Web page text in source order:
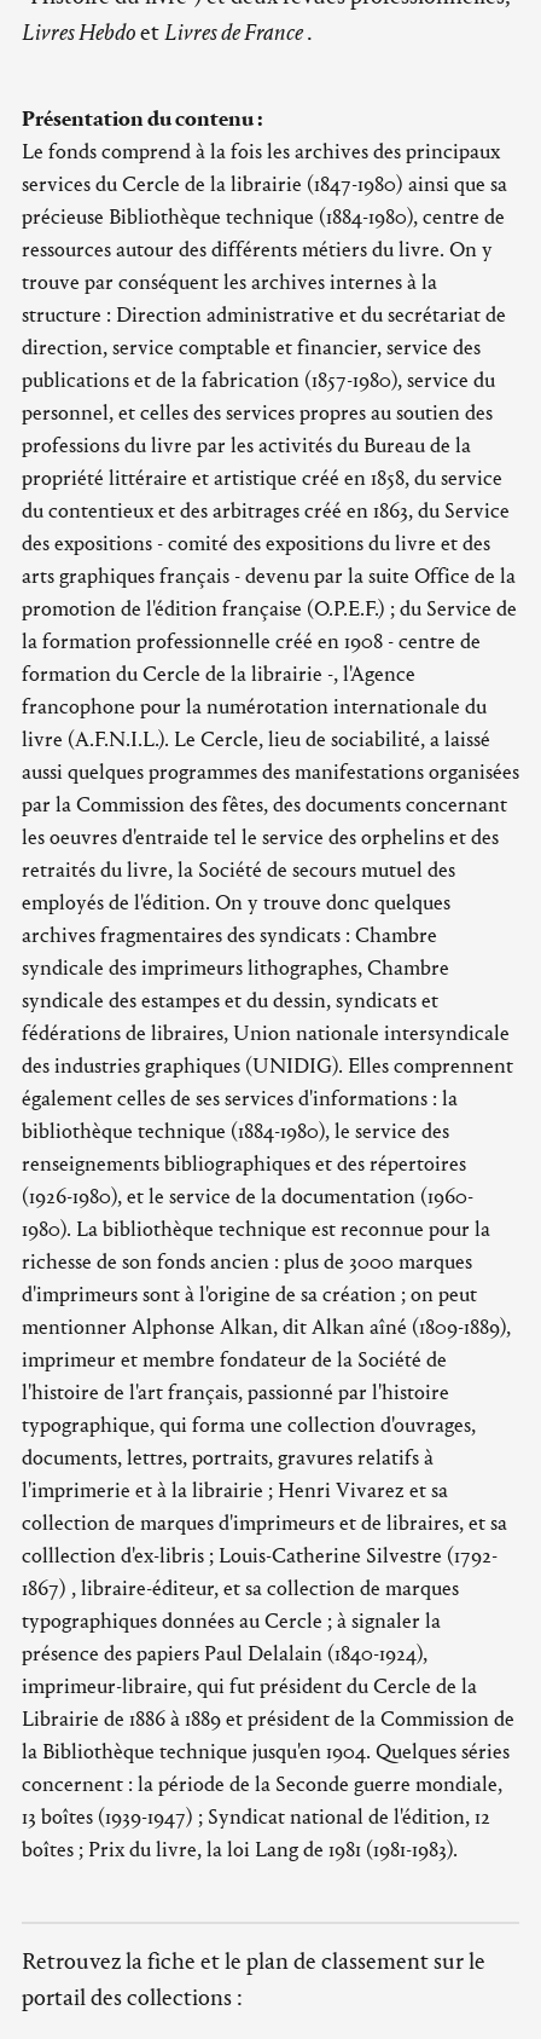
Livres HebdoetLivres de France.
Présentation du contenu :
Le fonds comprend à la fois les archives des principaux
services du Cercle de la librairie (1847-1980) ainsi que sa
précieuse Bibliothèque technique (1884-1980), centre de
ressources autour des différents métiers du livre. On y
trouve par conséquent les archives internes à la
structure : Direction administrative et du secrétariat de
direction, service comptable et financier, service des
publications et de la fabrication (1857-1980), service du
personnel, et celles des services propres au soutien des
professions du livre par les activités du Bureau de la
propriété littéraire et artistique créé en 1858, du service
du contentieux et des arbitrages créé en 1863, du Service
des expositions - comité des expositions du livre et des
arts graphiques français - devenu par la suite Office de la
promotion de l'édition française (O.P.E.F.) ; du Service de
la formation professionnelle créé en 1908 - centre de
formation du Cercle de la librairie -, l'Agence
francophone pour la numérotation internationale du
livre (A.F.N.I.L.). Le Cercle, lieu de sociabilité, a laissé
aussi quelques programmes des manifestations organisées
par la Commission des fêtes, des documents concernant
les oeuvres d'entraide tel le service des orphelins et des
retraités du livre, la Société de secours mutuel des
employés de l'édition. On y trouve donc quelques
archives fragmentaires des syndicats : Chambre
syndicale des imprimeurs lithographes, Chambre
syndicale des estampes et du dessin, syndicats et
fédérations de libraires, Union nationale intersyndicale
des industries graphiques (UNIDIG). Elles comprennent
également celles de ses services d'informations : la
bibliothèque technique (1884-1980), le service des
renseignements bibliographiques et des répertoires
(1926-1980), et le service de la documentation (1960-
1980). La bibliothèque technique est reconnue pour la
richesse de son fonds ancien : plus de 3000 marques
d'imprimeurs sont à l'origine de sa création ; on peut
mentionner Alphonse Alkan, dit Alkan aîné (1809-1889),
imprimeur et membre fondateur de la Société de
l'histoire de l'art français, passionné par l'histoire
typographique, qui forma une collection d'ouvrages,
documents, lettres, portraits, gravures relatifs à
l'imprimerie et à la librairie ; Henri Vivarez et sa
collection de marques d'imprimeurs et de libraires, et sa
colllection d'ex-libris ; Louis-Catherine Silvestre (1792-
1867) , libraire-éditeur, et sa collection de marques
typographiques données au Cercle ; à signaler la
présence des papiers Paul Delalain (1840-1924),
imprimeur-libraire, qui fut président du Cercle de la
Librairie de 1886 à 1889 et président de la Commission de
la Bibliothèque technique jusqu'en 1904. Quelques séries
concernent : la période de la Seconde guerre mondiale,
13 boîtes (1939-1947) ; Syndicat national de l'édition, 12
boîtes ; Prix du livre, la loi Lang de 1981 (1981-1983).
Retrouvez la fiche et le plan de classement sur le
portail des collections :